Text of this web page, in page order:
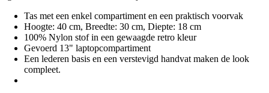
Tas met een enkel compartiment en een praktisch voorvak
Hoogte: 40 cm, Breedte: 30 cm, Diepte: 18 cm
100% Nylon stof in een gewaagde retro kleur
Gevoerd 13" laptopcompartiment
Een lederen basis en een verstevigd handvat maken de look
compleet.